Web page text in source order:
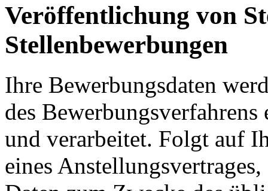
Veröffentlichung von
Stellenbewerbungen
Ihre Bewerbungsdaten
des
und verarbeitet. Folgt auf
eines